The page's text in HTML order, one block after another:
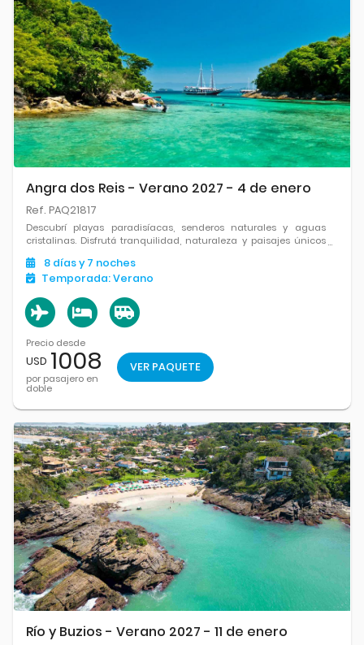
Angra dos Reis - Verano 2027 - 4 de enero
Ref. PAQ21817
Descubrí playas paradisíacas, senderos naturales y aguas
cristalinas. Disfrutá tranquilidad, naturaleza y paisajes únicos
8 díasy 7 noches
Temporada:Verano
Precio desde
USD 1008
por pasajero en
doble
VER PAQUETE
Río y Buzios - Verano 2027 - 11 de enero